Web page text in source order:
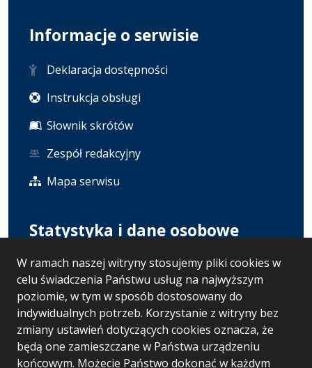
W ramach naszej witryny stosujemy pliki cookies w
celu świadczenia Państwu usług na najwyższym
poziomie, w tym w sposób dostosowany do
indywidualnych potrzeb. Korzystanie z witryny bez
zmiany ustawień dotyczących cookies oznacza, że
będą one zamieszczane w Państwa urządzeniu
końcowym. Możecie Państwo dokonać w każdym
Informacje o serwisie
Deklaracja dostępności
Instrukcja obsługi
Słownik skrótów
Zespół redakcyjny
Mapa serwisu
Statystyka i dane osobowe
Statystyki oglądalności
Polityka prywatności
RODO